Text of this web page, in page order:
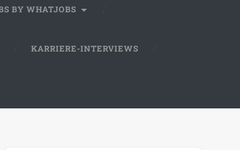
BY WHATJOBS
KARRIERE-INTERVIEWS